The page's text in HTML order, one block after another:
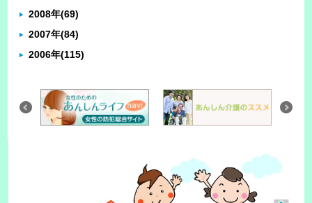
2008年(69)
2007年(84)
2006年(115)